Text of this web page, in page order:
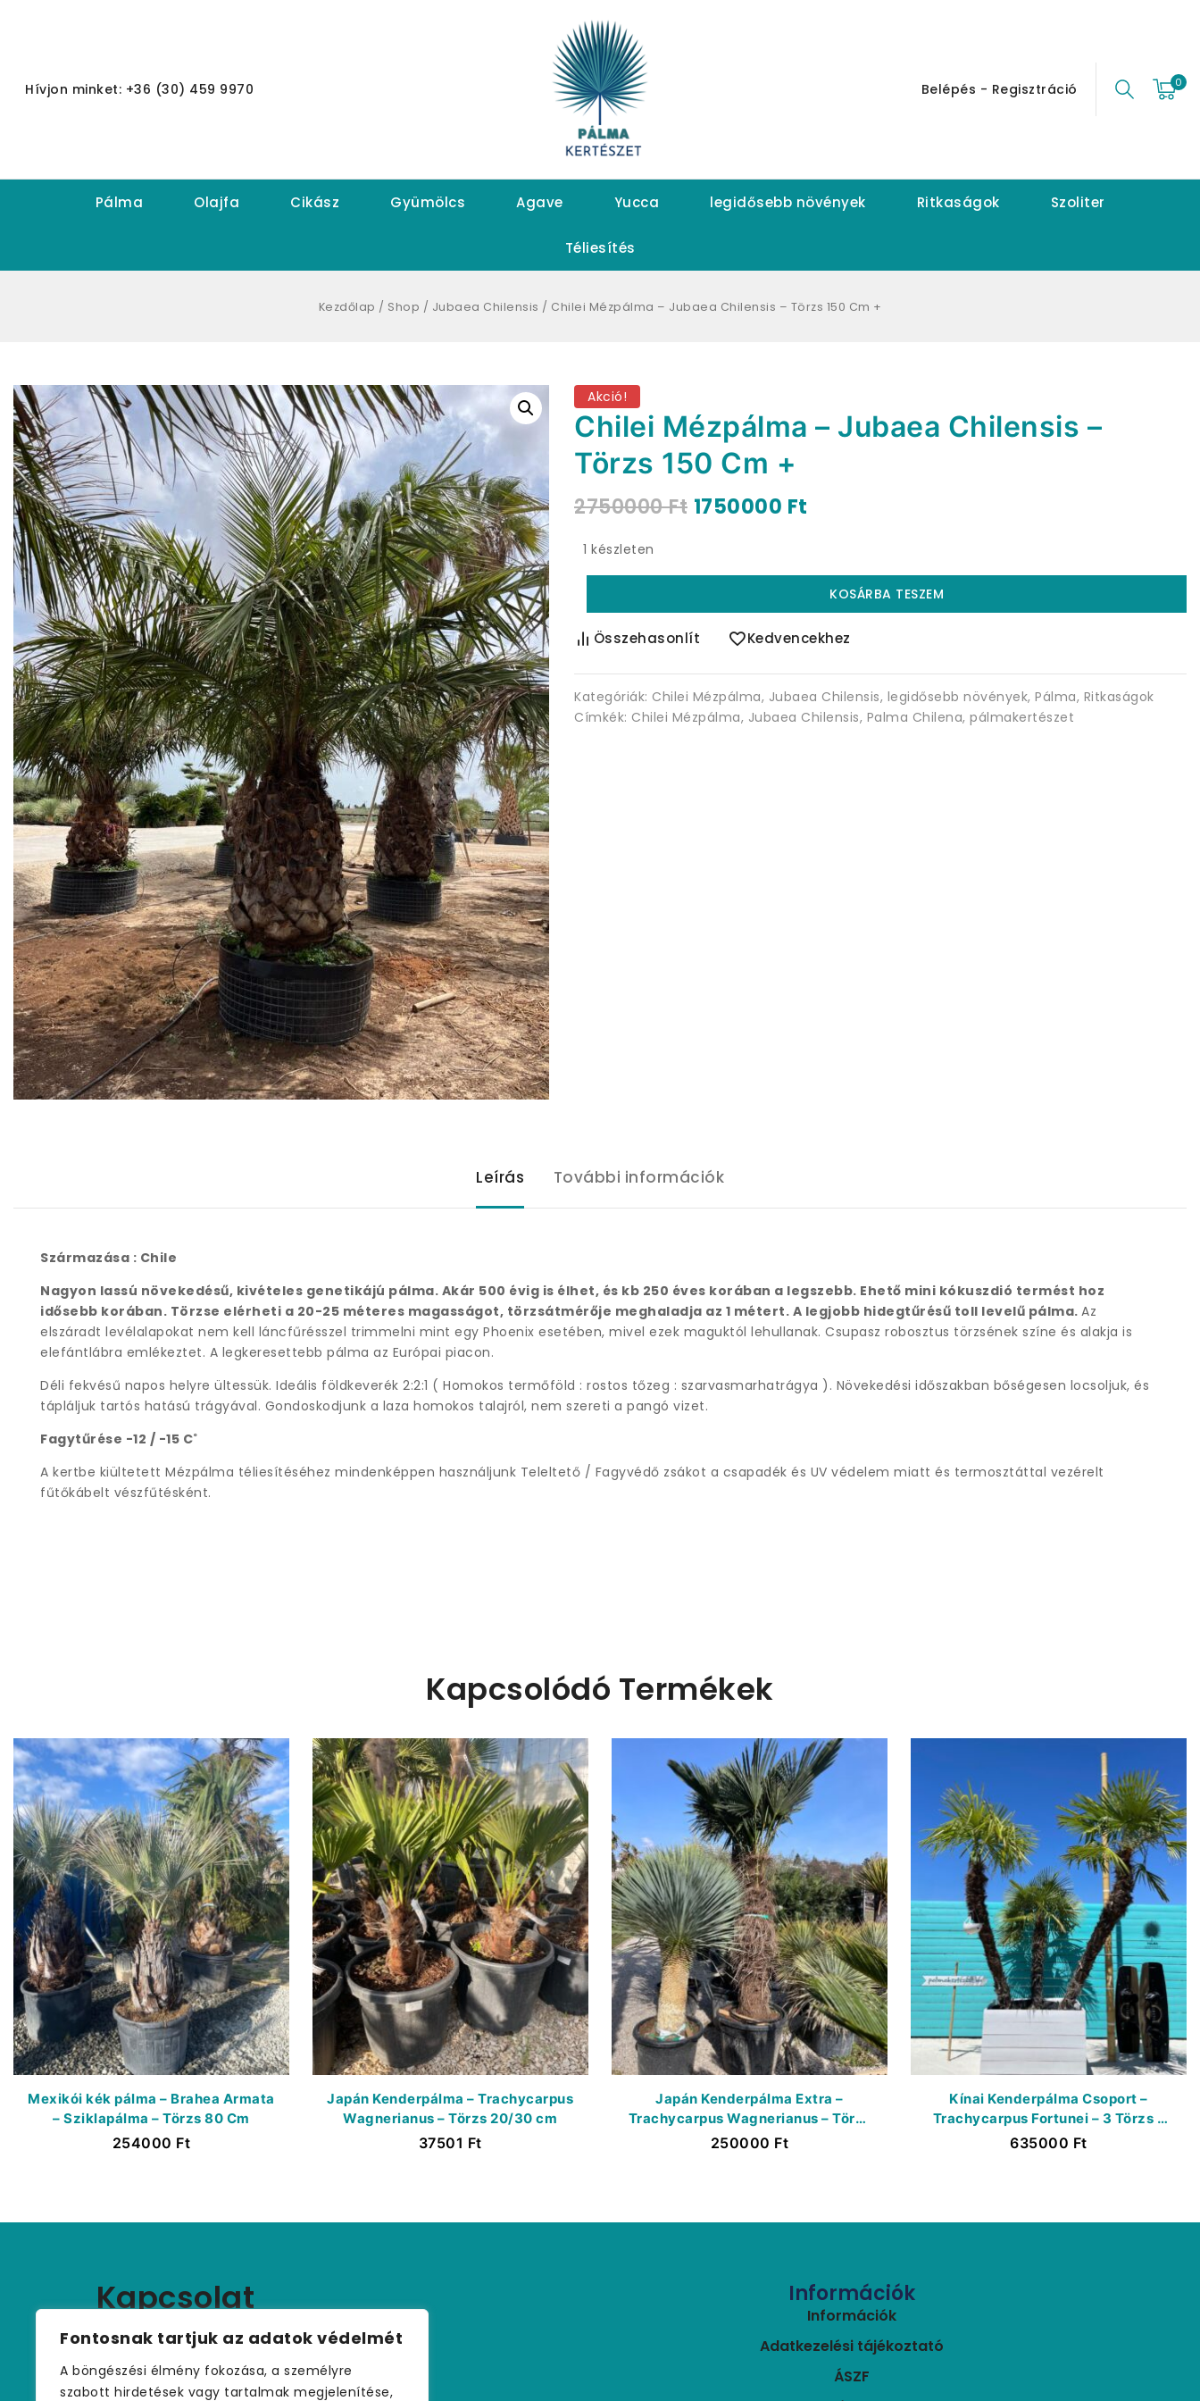
Fontosnak tartjuk az adatok védelmét
A böngészési élmény fokozása, a személyre
szabott hirdetések vagy tartalmak megjelenítése,
Hívjon minket: +36 (30) 459 9970 Belépés - Regisztráció 0
Pálma Olajfa Cikász Gyümölcs Agave Yucca legidősebb növények Ritkaságok Szoliter
Téliesítés
Kezdőlap / Shop / Jubaea Chilensis / Chilei Mézpálma – Jubaea Chilensis – Törzs 150 Cm +
Akció!
Chilei Mézpálma – Jubaea Chilensis –
Törzs 150 Cm +
2750000Ft 1750000 Ft
1 készleten
KOSÁRBA TESZEM
Összehasonlít Kedvencekhez
Kategóriák: Chilei Mézpálma, Jubaea Chilensis, legidősebb növények, Pálma, Ritkaságok
Címkék: Chilei Mézpálma, Jubaea Chilensis, Palma Chilena, pálmakertészet
Leírás További információk
Származása : Chile
Nagyon lassú növekedésű, kivételes genetikájú pálma. Akár 500 évig is élhet, és kb 250 éves korában a legszebb. Ehető mini kókuszdió termést hoz
idősebb korában. Törzse elérheti a 20-25 méteres magasságot, törzsátmérője meghaladja az 1 métert. A legjobb hidegtűrésű toll levelű pálma. Az
elszáradt levélalapokat nem kell láncfűrésszel trimmelni mint egy Phoenix esetében, mivel ezek maguktól lehullanak. Csupasz robosztus törzsének színe és alakja is
elefántlábra emlékeztet. A legkeresettebb pálma az Európai piacon.
Déli fekvésű napos helyre ültessük. Ideális földkeverék 2:2:1 ( Homokos termőföld : rostos tőzeg : szarvasmarhatrágya ). Növekedési időszakban bőségesen locsoljuk, és
tápláljuk tartós hatású trágyával. Gondoskodjunk a laza homokos talajról, nem szereti a pangó vizet.
Fagytűrése -12 / -15 C˚
A kertbe kiültetett Mézpálma téliesítéséhez mindenképpen használjunk Teleltető / Fagyvédő zsákot a csapadék és UV védelem miatt és termosztáttal vezérelt
fűtőkábelt vészfűtésként.
Kapcsolódó Termékek
Mexikói kék pálma – Brahea Armata
– Sziklapálma – Törzs 80 Cm
254000 Ft
Japán Kenderpálma – Trachycarpus
Wagnerianus – Törzs 20/30 cm
37501 Ft
Japán Kenderpálma Extra –
Trachycarpus Wagnerianus – Törzs
130/140 cm
250000 Ft
Kínai Kenderpálma Csoport –
Trachycarpus Fortunei – 3 Törzs –
K600 Liter
635000 Ft
Kapcsolat
palmakerteszet@gmail.com
Információk
Információk
Adatkezelési tájékoztató
ÁSZF